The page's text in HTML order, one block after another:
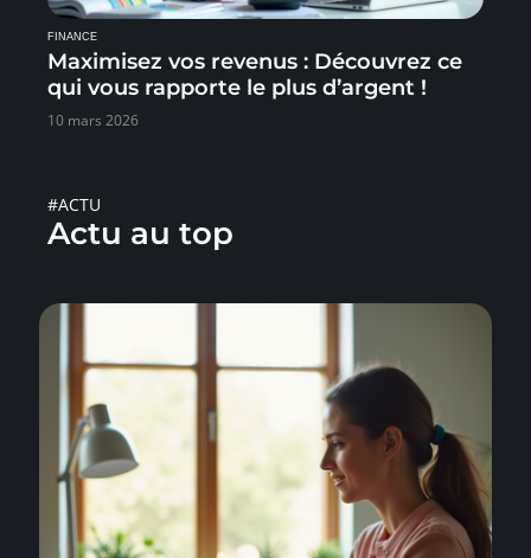
FINANCE
Maximisez vos revenus : Découvrez ce
qui vous rapporte le plus d’argent !
10 mars 2026
#ACTU
Actu au top